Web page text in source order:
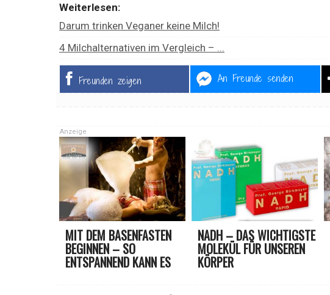
Weiterlesen:
Darum trinken Veganer keine Milch!
4 Milchalternativen im Vergleich – ...
Freunden zeigen An Freunde senden
MIT DEM BASENFASTEN
BEGINNEN – SO
ENTSPANNEND KANN ES
Anzeige
NADH – DAS WICHTIGSTE
MOLEKÜL FÜR UNSEREN
KÖRPER